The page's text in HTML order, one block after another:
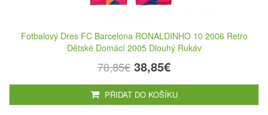
Fotbalový Dres FC Barcelona RONALDINHO 10 2006 Retro
Dětské Domácí 2005 Dlouhý Rukáv
78,85€ 38,85€
PŘIDAT DO KOŠÍKU